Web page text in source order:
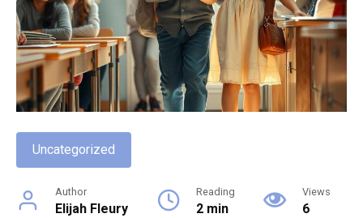
Uncategorized
Author
Elijah Fleury
Reading
2 min
Views
6